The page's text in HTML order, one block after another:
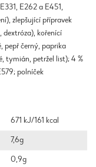
E262 a E451,
zlepšující přípravek
kořenící
pepř černý, paprika
tymián, petržel list); 4 %
polníček
671 kJ/161 kcal
7,6g
0,9g